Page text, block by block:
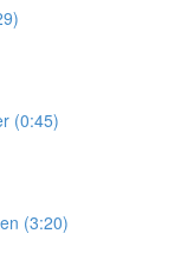
(0:45)
(3:20)